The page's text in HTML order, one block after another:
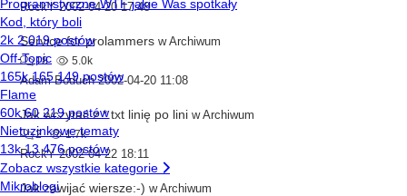
RockY 2002-04-20 17:48
Service for prolammers wArchiwum
18 5.0k
Adam Boduch 2002-04-20 11:08
Jak wczytać z *.txt linię po lini wArchiwum
2 1.7k
RockY 2002-04-22 18:11
Jak zawijać wiersze:-) wArchiwum